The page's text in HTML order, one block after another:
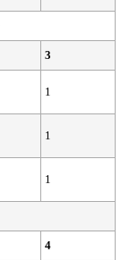
3
1
1
1
4